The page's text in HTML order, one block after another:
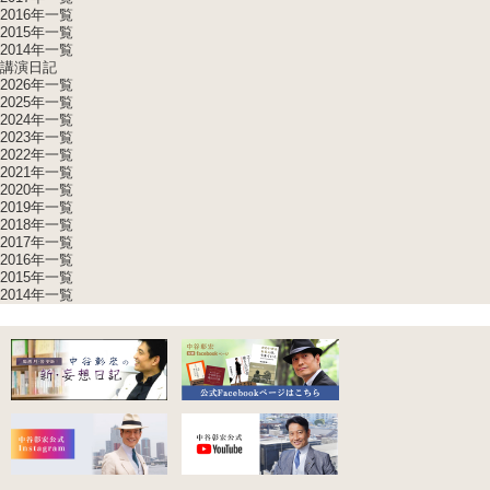
2016年一覧
2015年一覧
2014年一覧
講演日記
2026年一覧
2025年一覧
2024年一覧
2023年一覧
2022年一覧
2021年一覧
2020年一覧
2019年一覧
2018年一覧
2017年一覧
2016年一覧
2015年一覧
2014年一覧